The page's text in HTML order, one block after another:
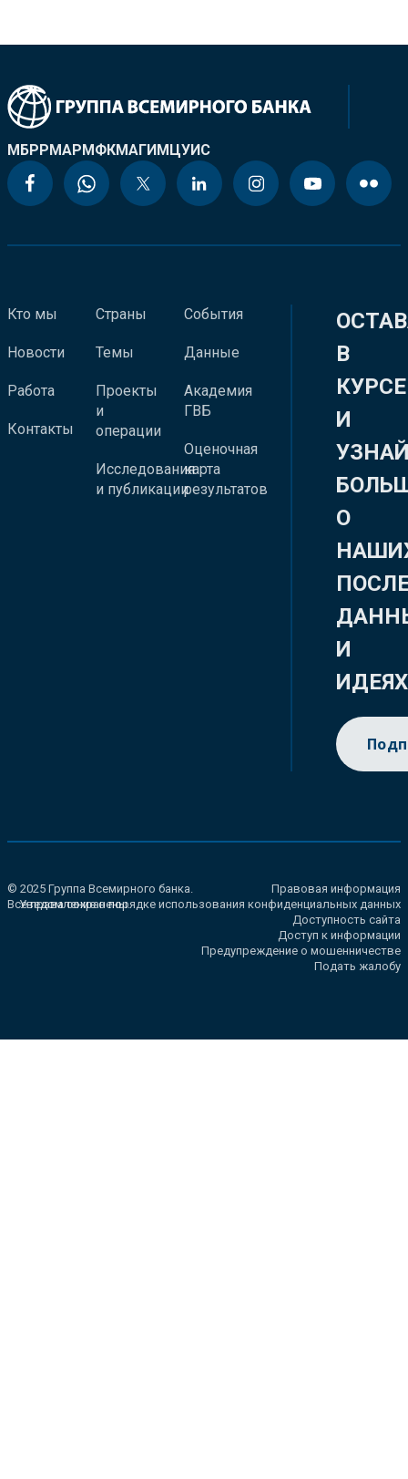
МБРРМАРМФКМАГИМЦУИС
Кто мы
Новости
Работа
Контакты
Страны
Темы
Проекты
и
операции
Исследования
и публикации
События
Данные
Академия
ГВБ
Оценочная
карта
результатов
В
КУРСЕ
И
О
И
ИДЕЯХ
© 2025 Группа Всемирного банка.
Все права сохранены.
Правовая информация
Уведомление о порядке использования конфиденциальных данных
Доступность сайта
Доступ к информации
Предупреждение о мошенничестве
Подать жалобу